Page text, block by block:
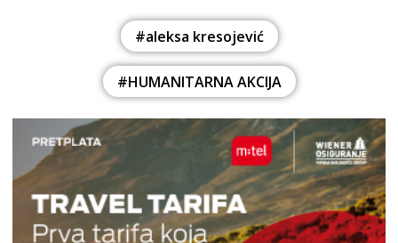
#aleksa kresojević
#HUMANITARNA AKCIJA